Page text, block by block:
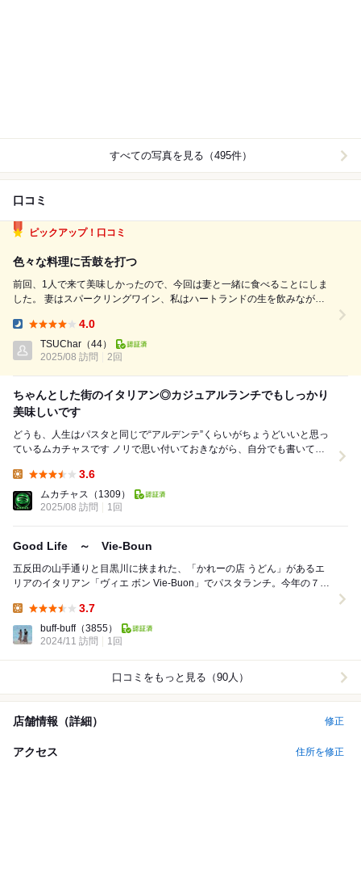
すべての写真を見る（495件）
口コミ
ピックアップ！口コミ
色々な料理に舌鼓を打つ
前回、1人で来て美味しかったので、今回は妻と一緒に食べることにしま
した。 妻はスパークリングワイン、私はハートランドの生を飲みながら
パッチョ、津軽どりのガランティーナ、スモークサーモンとカブのマリネ
のVie-buon人気3種盛り...
4.0
TSUChar （44）
2025/08 訪問
2回
ちゃんとした街のイタリアン◎カジュアルランチでもしっかり
美味しいです
どうも、人生はパスタと同じで“アルデンテ”くらいがちょうどいいと思っ
ているムカチャスです ノリで思い付いておきながら、自分でも書いてて
3.6
ムカチャス （1309）
2025/08 訪問
1回
Good Life ～ Vie-Boun
五反田の山手通りと目黒川に挟まれた、「かれーの店 うどん」があるエ
リアのイタリアン「ヴィエ ボン Vie-Buon」でパスタランチ。今年の７月
3.7
buff-buff （3855）
2024/11 訪問
1回
口コミをもっと見る（90人）
店舗情報（詳細） 修正
アクセス 住所を修正